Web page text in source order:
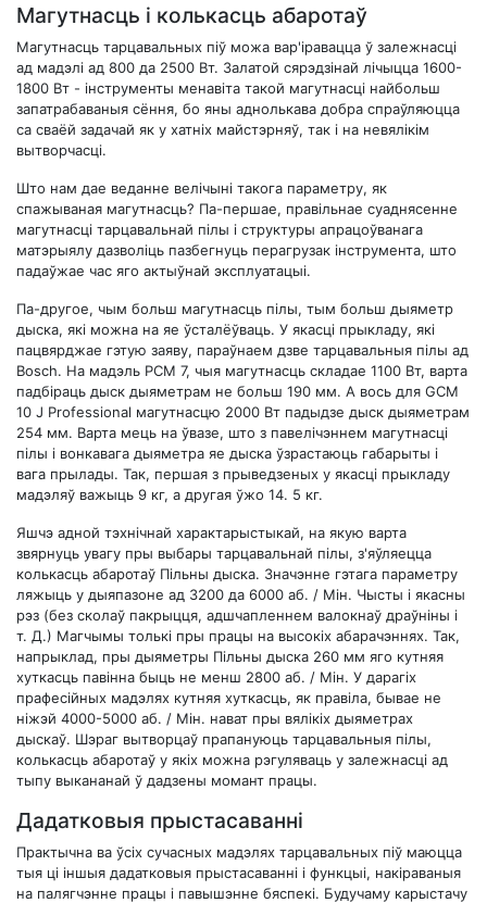
Магутнасць і колькасць абаротаў
Магутнасць тарцавальных піў можа вар'іравацца ў залежнасці
ад мадэлі ад 800 да 2500 Вт. Залатой сярэдзінай лічыцца 1600-
1800 Вт - інструменты менавіта такой магутнасці найбольш
запатрабаваныя сёння, бо яны аднолькава добра спраўляюцца
са сваёй задачай як у хатніх майстэрняў, так і на невялікім
вытворчасці.
Што нам дае веданне велічыні такога параметру, як
спажываная магутнасць? Па-першае, правільнае суаднясенне
магутнасці тарцавальнай пілы і структуры апрацоўванага
матэрыялу дазволіць пазбегнуць перагрузак інструмента, што
падаўжае час яго актыўнай эксплуатацыі.
Па-другое, чым больш магутнасць пілы, тым больш дыяметр
дыска, які можна на яе ўсталёўваць. У якасці прыкладу, які
пацвярджае гэтую заяву, параўнаем дзве тарцавальныя пілы ад
Bosch. На мадэль PCM 7, чыя магутнасць складае 1100 Вт, варта
падбіраць дыск дыяметрам не больш 190 мм. А вось для GCM
10 J Professional магутнасцю 2000 Вт падыдзе дыск дыяметрам
254 мм. Варта мець на ўвазе, што з павелічэннем магутнасці
пілы і вонкавага дыяметра яе дыска ўзрастаюць габарыты і
вага прылады. Так, першая з прыведзеных у якасці прыкладу
мадэляў важыць 9 кг, а другая ўжо 14. 5 кг.
Яшчэ адной тэхнічнай характарыстыкай, на якую варта
звярнуць увагу пры выбары тарцавальнай пілы, з'яўляецца
колькасць абаротаў Пільны дыска. Значэнне гэтага параметру
ляжыць у дыяпазоне ад 3200 да 6000 аб. / Мін. Чысты і якасны
рэз (без сколаў пакрыцця, адшчапленнем валокнаў драўніны і
т. Д.) Магчымы толькі пры працы на высокіх абарачэннях. Так,
напрыклад, пры дыяметры Пільны дыска 260 мм яго кутняя
хуткасць павінна быць не менш 2800 аб. / Мін. У дарагіх
прафесійных мадэлях кутняя хуткасць, як правіла, бывае не
ніжэй 4000-5000 аб. / Мін. нават пры вялікіх дыяметрах
дыскаў. Шэраг вытворцаў прапануюць тарцавальныя пілы,
колькасць абаротаў у якіх можна рэгуляваць у залежнасці ад
тыпу выкананай ў дадзены момант працы.
Дадатковыя прыстасаванні
Практычна ва ўсіх сучасных мадэлях тарцавальных піў маюцца
тыя ці іншыя дадатковыя прыстасаванні і функцыі, накіраваныя
на палягчэнне працы і павышэнне бяспекі. Будучаму карыстачу